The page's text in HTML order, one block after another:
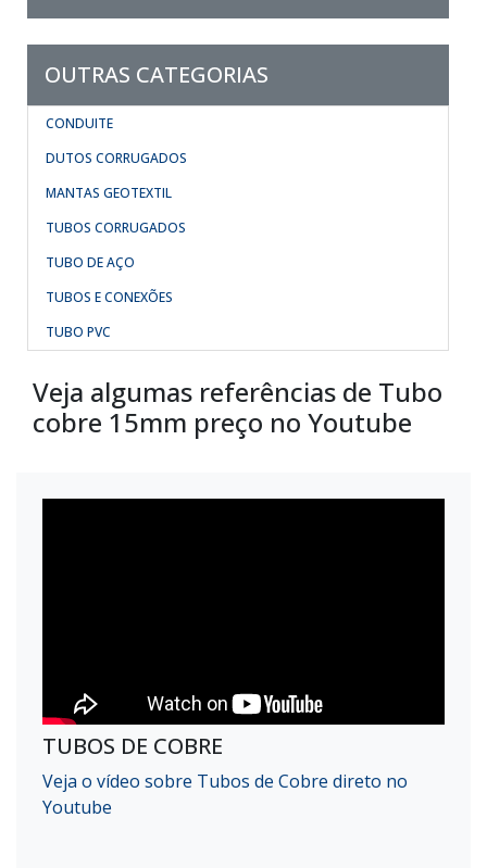
OUTRAS CATEGORIAS
CONDUITE
DUTOS CORRUGADOS
MANTAS GEOTEXTIL
TUBOS CORRUGADOS
TUBO DE AÇO
TUBOS E CONEXÕES
TUBO PVC
Veja algumas referências de Tubo
cobre 15mm preço no Youtube
TUBOS DE COBRE
Veja o vídeo sobre Tubos de Cobre direto no
Youtube